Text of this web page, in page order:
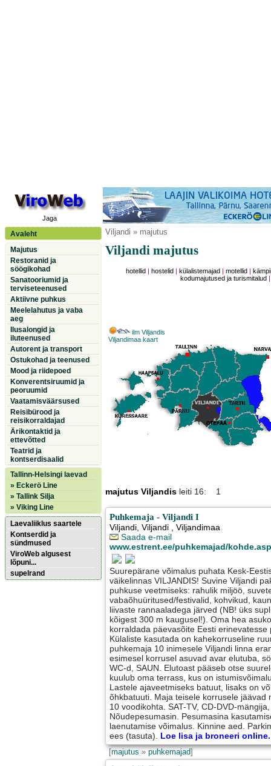
Jaga
Avaleht
Majutus
Restoranid ja
söögikohad
Sanatooriumid ja
terviseteenused
Aktiivne puhkus
Meelelahutus ja vaba
aeg
Ilusalongid ja
iluteenused
Autorent ja transport
Ostukohad ja teenused
Mood ja riidepoed
Konverentsiruumid ja
peoruumid
Vaatamisväärsused
Reisibürood ja
reisikorraldajad
Ärikontaktid ja
ettevõtted
Teatrid ja
kontserdisaalid
Tallinn-Helsingi laevad
» Eckerö Line
» Tallink Silja
» Viking Line
Laevaliiklus saartele
Kontserdid ja
sündmused
ViroWeb algusest
lõpuni...
supelrand
Viljandi » majutus
Viljandi majutus
hotellid hostelid külalistemajad |motellid
kodumajutused ja turismitalud
ilm Viljandis
Viljandimaa kaart
majutus Viljandis leiti 16: 1
Puhkemaja - Viljandi I
Viljandi,Viljandi , Viljandimaa
Saada e-mail
www.estrent.ee/puhkemajad/
Suurepärane võimalus puhata Kesk-
väikelinnas VILJANDIS! Suvine Viljandi
puhkuse veetmiseks: rahulik miljöö,
vabaõhuüritused/festivalid, kohvikud,
liivaste rannaaladega järved (NB! üks
kõigest 300 m kaugusel!). Oma hea
korraldada päevasõite Eesti
Külaliste kasutada on kahekorruseline
puhkemaja 10 inimesele Viljandi linna
esimesel korrusel asuvad avar elutuba,
WC-d, SAUN. Elutoast pääseb otse
kuulub oma terrass, kus on
Lastele ajaveetmiseks batuut, lisaks on
õhkbatuuti. Maja teisele korrusele jäävad
10 voodikohta. SAT-TV, CD-DVD-
Nõudepesumasin. Pesumasina
laenutamise võimalus. Kinnine aed.
ees (tasuta). Loe lisa ja broneeri
[majutus»puhkemajad]